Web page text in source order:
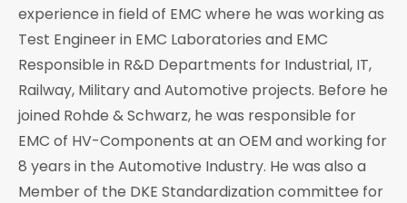
experience in field of EMC where he was working as
Test Engineer in EMC Laboratories and EMC
Responsible in R&D Departments for Industrial, IT,
Railway, Military and Automotive projects. Before he
joined Rohde & Schwarz, he was responsible for
EMC of HV-Components at an OEM and working for
8 years in the Automotive Industry. He was also a
Member of the DKE Standardization committee for